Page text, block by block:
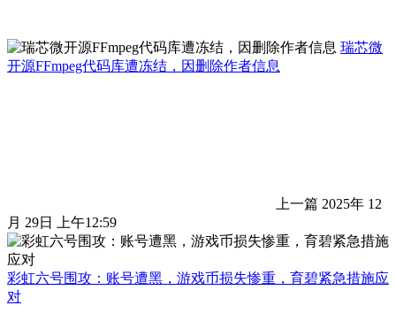
瑞芯微
开源FFmpeg代码库遭冻结，因删除作者信息
上一篇 2025年 12
月 29日 上午12:59
彩虹六号围攻：账号遭黑，游戏币损失惨重，育碧紧急措施应
对